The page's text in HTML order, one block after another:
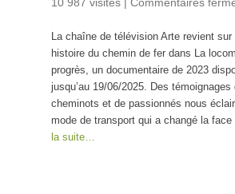
La chaîne de télévision Arte revient sur
histoire du chemin de fer dans La
progrès, un documentaire de 2023
jusqu’au 19/06/2025. Des témoignages
cheminots et de passionnés nous
mode de transport qui a changé la face
la suite…